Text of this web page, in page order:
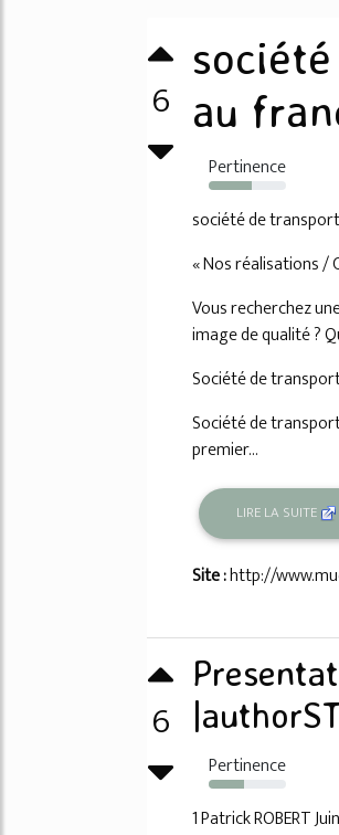
6 au
Pertinence
56%
société de
« Nos réalisations /
Vous recherchez
image de qualité ?
Société de
Société de
premier...
LIRE LA SUITE
Site :http://
6
Pertinence
45%
1 Patrick ROBERT